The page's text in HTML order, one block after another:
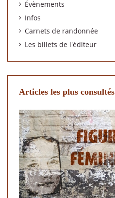
Évènements
Infos
Carnets de randonnée
Les billets de l'éditeur
Articles les plus consultés